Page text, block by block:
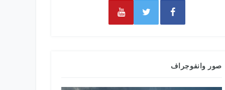
صور وانفوجراف